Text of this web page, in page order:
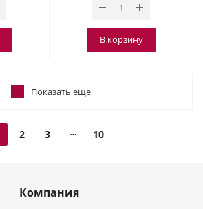
В корзину
Показать еще
2 3 10
Компания